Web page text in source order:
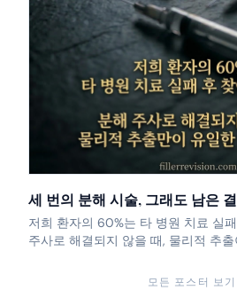
세 번의 분해 시술, 그래도 남은
저희 환자의 60%는 타 병원 치료 실
주사로 해결되지 않을 때, 물리적 추
모든 포스터 보기